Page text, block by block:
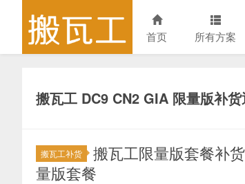
首页 所有方案
搬瓦工 DC9 CN2 GIA 限量版补货
搬瓦工补货
搬瓦工限量版套餐补
量版套餐